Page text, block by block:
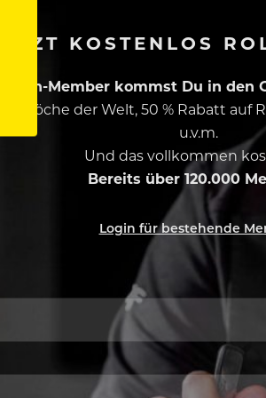
KOSTENLOS
Pin-Member kommst Du in den
Köche der Welt, 50 % Rabatt
u.v.m.
Und das vollkommen
Bereits über 120.000
Login für bestehende